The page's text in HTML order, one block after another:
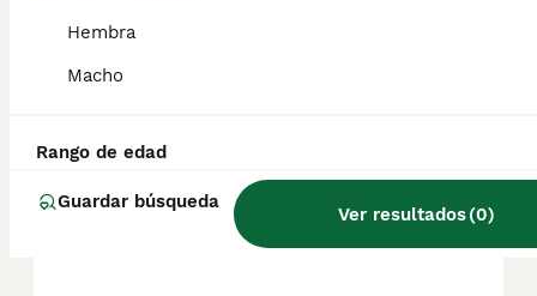
Hembra
Macho
Rango de edad
Guardar búsqueda
Ver resultados(0)
¿Cuál es la diferencia entre
balinés e indonesio?